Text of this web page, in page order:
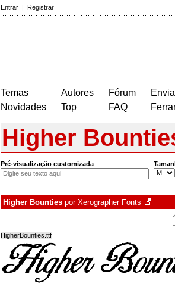
Entrar | Registrar
Temas
Novidades
Autores
Top
Fórum
FAQ
Higher
Pré-visualização customizada
Higher Bounties por Xerographer Fonts
HigherBounties.ttf